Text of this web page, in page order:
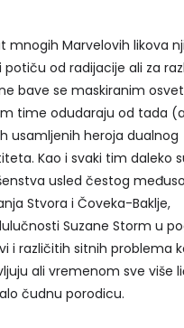
mnogih Marvelovih likova
od radijacije ali za
bave se maskiranim
time odudaraju od tada
usamljenih heroja dualnog
Kao i svaki tim daleko
usled čestog
Stvora i Čoveka-Baklje,
Suzane Storm u
i različitih sitnih problema
ali vremenom sve više
čudnu porodicu.